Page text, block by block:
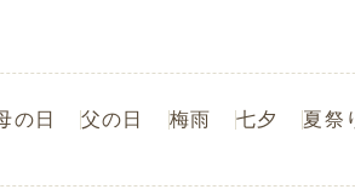
の日 父の日 梅雨 七夕 夏祭